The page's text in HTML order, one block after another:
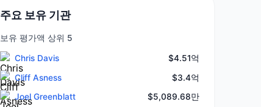
주요 보유 기관
보유 평가액 상위 5
Chris Davis
$4.51억
Cliff Asness
$3.4억
Joel Greenblatt
$5,089.68만